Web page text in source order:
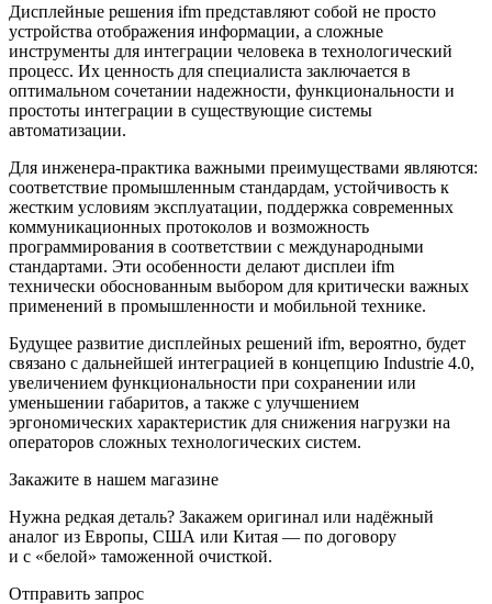
Дисплейные решения ifm представляют собой не просто
устройства отображения информации, а сложные
инструменты для интеграции человека в технологический
процесс. Их ценность для специалиста заключается в
оптимальном сочетании надежности, функциональности и
простоты интеграции в существующие системы
автоматизации.
Для инженера-практика важными преимуществами являются:
соответствие промышленным стандардам, устойчивость к
жестким условиям эксплуатации, поддержка современных
коммуникационных протоколов и возможность
программирования в соответствии с международными
стандартами. Эти особенности делают дисплеи ifm
технически обоснованным выбором для критически важных
применений в промышленности и мобильной технике.
Будущее развитие дисплейных решений ifm, вероятно, будет
связано с дальнейшей интеграцией в концепцию Industrie 4.0,
увеличением функциональности при сохранении или
уменьшении габаритов, а также с улучшением
эргономических характеристик для снижения нагрузки на
операторов сложных технологических систем.
Закажите в нашем магазине
Нужна редкая деталь? Закажем оригинал или надёжный
аналог из Европы, США или Китая — по договору
и с «белой» таможенной очисткой.
Отправить запрос